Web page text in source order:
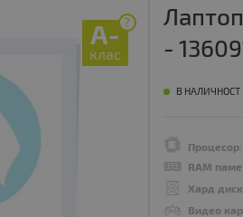
?
A-
клас
-
В НАЛИЧНОСТ
Процесор:
RAM
Хард диск
Видео